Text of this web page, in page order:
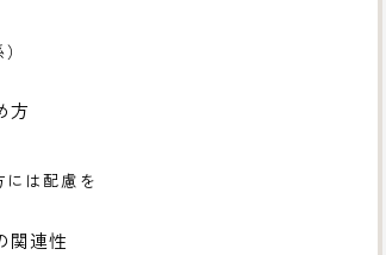
方
は配慮を
関連性